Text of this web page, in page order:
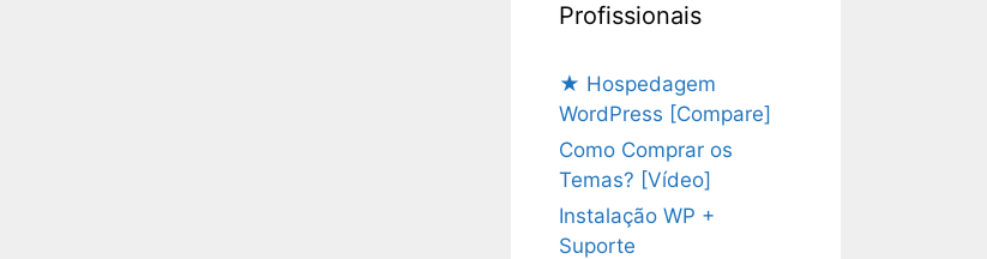
Profissionais
★ Hospedagem
WordPress [Compare]
Como Comprar os
Temas? [Vídeo]
Instalação WP +
Suporte